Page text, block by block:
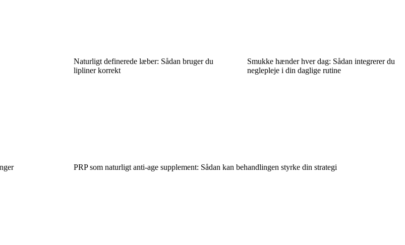
Naturligt definerede læber: Sådan bruger du
lipliner korrekt
Smukke hænder hver dag: Sådan integrerer du
neglepleje i din daglige rutine
PRP som naturligt anti-age supplement: Sådan kan behandlingen styrke din strategi